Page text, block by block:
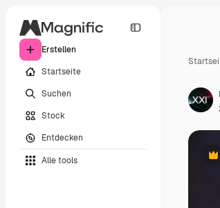
Erstellen
Startseite
Suchen
Stock
Entdecken
Alle tools